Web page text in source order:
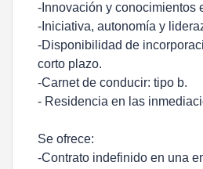
-Innovación y conocimientos
-Iniciativa, autonomía y
-Disponibilidad de
corto plazo.
-Carnet de conducir: tipo b.
- Residencia en las
Se ofrece:
-Contrato indefinido en una